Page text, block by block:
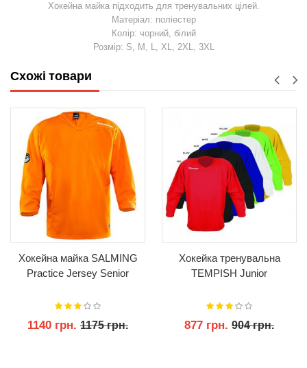
Хокейна майка підходить для тренувальних цілей.
Матеріал: поліестер
Колір: чорний, білий
Розмір: S, M, L, XL, 2XL, 3XL
Схожі товари
Хокейна майка SALMING
Practice Jersey Senior
1140 грн. 1175 грн.
Хокейка тренувальна
TEMPISH Junior
877 грн. 904 грн.